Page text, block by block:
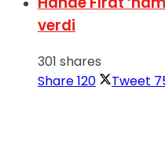
verdi
301 shares
Share120 Tweet